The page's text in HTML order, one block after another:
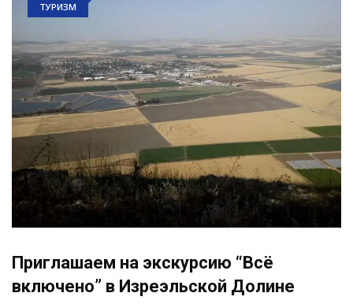
ТУРИЗМ
Приглашаем на экскурсию “Всё
включено” в Изреэльской Долине